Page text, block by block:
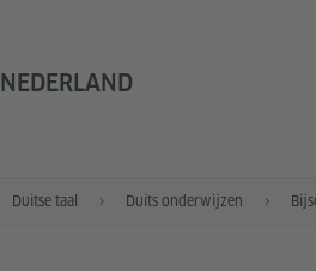
NEDERLAND
Niederlande
Duitse taal Duits onderwijzen